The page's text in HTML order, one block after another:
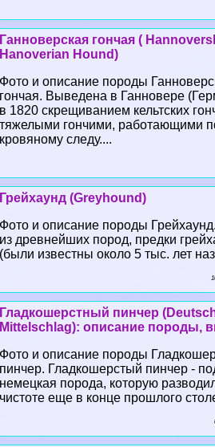
Ганноверская гончая (
Hanoverian Hound)
Фото и описание породы
гончая. Выведена в Ганновере
в 1820 скрещиванием кельтских
тяжелыми гончими, работающими
кровяному следу....
Грейхаунд (Greyhound)
Фото и описание породы
из древнейших пород, предки
(были известны около 5 тыс. лет
Гладкошерстный пинчер
Mittelschlag): описание породы,
Фото и описание породы
пинчер. Гладкошерстый пинчер -
немецкая порода, которую
чистоте еще в конце прошлого